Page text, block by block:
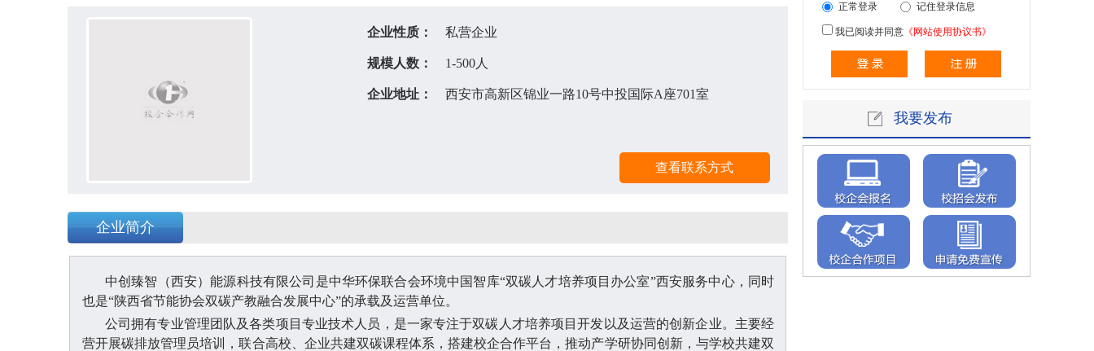
企业性质： 私营企业
规模人数： 1-500人
企业地址： 西安市高新区锦业一路10号中投国际A座701室
企业简介
中创臻智（西安）能源科技有限公司是中华环保联合会环境中国智库“双碳人才培养项目办公室”西安服务中心，同时
也是“陕西省节能协会双碳产教融合发展中心”的承载及运营单位。
公司拥有专业管理团队及各类项目专业技术人员，是一家专注于双碳人才培养项目开发以及运营的创新企业。主要经
营开展碳排放管理员培训，联合高校、企业共建双碳课程体系，搭建校企合作平台，推动产学研协同创新，与学校共建双
正常登录 记住登录信息
我已阅读并同意 《网站使用协议书》
我要发布